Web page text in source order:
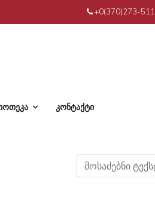
+0(370)273-511
კონტაქტი